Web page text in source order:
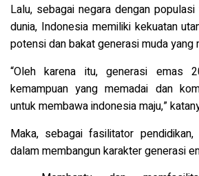
Lalu, sebagai negara dengan
dunia, Indonesia memiliki kekuatan
potensi dan bakat generasi muda yang
“Oleh karena itu, generasi emas
kemampuan yang memadai dan
untuk membawa indonesia maju,”
Maka, sebagai fasilitator
dalam membangun karakter generasi